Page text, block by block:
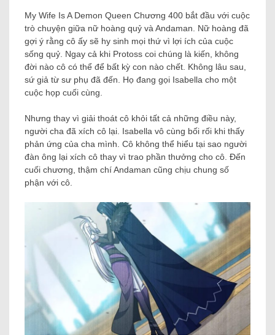
My Wife Is A Demon Queen Chương 400 bắt đầu với cuộc
trò chuyện giữa nữ hoàng quỷ và Andaman. Nữ hoàng đã
gợi ý rằng cô ấy sẽ hy sinh mọi thứ vì lợi ích của cuộc
sống quỷ. Ngay cả khi Protoss coi chúng là kiến, không
đời nào cô có thể để bất kỳ con nào chết. Không lâu sau,
sứ giả từ sư phụ đã đến. Họ đang gọi Isabella cho một
cuộc họp cuối cùng.
Nhưng thay vì giải thoát cô khỏi tất cả những điều này,
người cha đã xích cô lại. Isabella vô cùng bối rối khi thấy
phản ứng của cha mình. Cô không thể hiểu tại sao người
đàn ông lại xích cô thay vì trao phần thưởng cho cô. Đến
cuối chương, thậm chí Andaman cũng chịu chung số
phận với cô.